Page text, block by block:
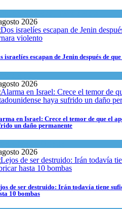
2026
israelíes escapan de Jenin después de
2026
en Israel: Crece el temor de que el
un daño permanente
2026
de ser destruido: Irán todavía tiene
10 bombas